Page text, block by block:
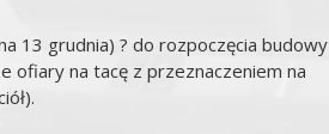
13 grudnia) ? do rozpoczęcia budowy
ofiary na tacę z przeznaczeniem na